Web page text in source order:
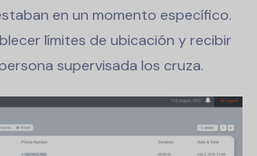
en un momento específico.
límites de ubicación y recibir
supervisada los cruza.